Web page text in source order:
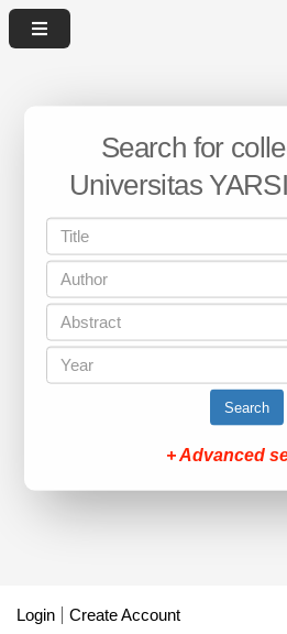
Search for
Universitas
Search
+ Advanced
Login Create Account